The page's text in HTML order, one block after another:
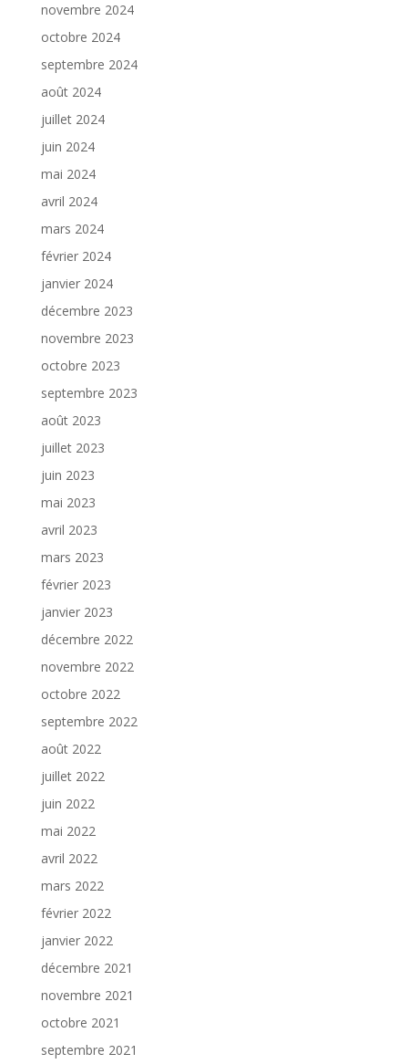
novembre 2024
octobre 2024
septembre 2024
août 2024
juillet 2024
juin 2024
mai 2024
avril 2024
mars 2024
février 2024
janvier 2024
décembre 2023
novembre 2023
octobre 2023
septembre 2023
août 2023
juillet 2023
juin 2023
mai 2023
avril 2023
mars 2023
février 2023
janvier 2023
décembre 2022
novembre 2022
octobre 2022
septembre 2022
août 2022
juillet 2022
juin 2022
mai 2022
avril 2022
mars 2022
février 2022
janvier 2022
décembre 2021
novembre 2021
octobre 2021
septembre 2021